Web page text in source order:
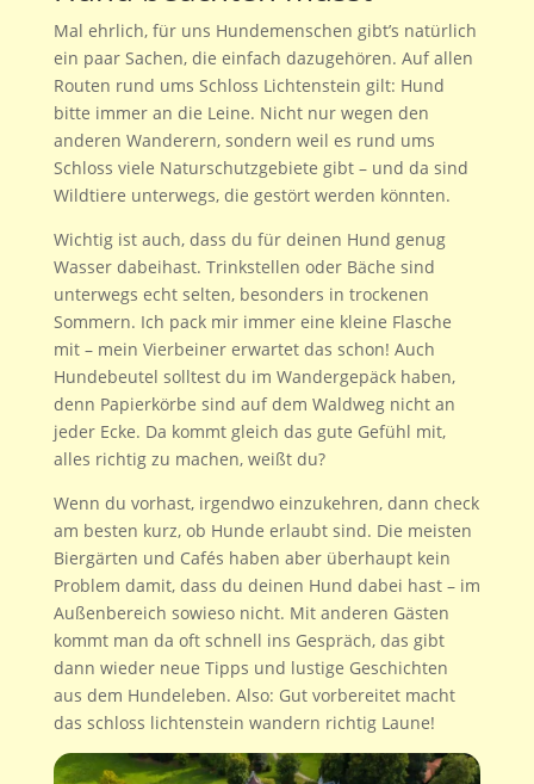
Mal ehrlich, für uns Hundemenschen gibt’s natürlich
ein paar Sachen, die einfach dazugehören. Auf allen
Routen rund ums Schloss Lichtenstein gilt: Hund
bitte immer an die Leine. Nicht nur wegen den
anderen Wanderern, sondern weil es rund ums
Schloss viele Naturschutzgebiete gibt – und da sind
Wildtiere unterwegs, die gestört werden könnten.
Wichtig ist auch, dass du für deinen Hund genug
Wasser dabeihast. Trinkstellen oder Bäche sind
unterwegs echt selten, besonders in trockenen
Sommern. Ich pack mir immer eine kleine Flasche
mit – mein Vierbeiner erwartet das schon! Auch
Hundebeutel solltest du im Wandergepäck haben,
denn Papierkörbe sind auf dem Waldweg nicht an
jeder Ecke. Da kommt gleich das gute Gefühl mit,
alles richtig zu machen, weißt du?
Wenn du vorhast, irgendwo einzukehren, dann check
am besten kurz, ob Hunde erlaubt sind. Die meisten
Biergärten und Cafés haben aber überhaupt kein
Problem damit, dass du deinen Hund dabei hast – im
Außenbereich sowieso nicht. Mit anderen Gästen
kommt man da oft schnell ins Gespräch, das gibt
dann wieder neue Tipps und lustige Geschichten
aus dem Hundeleben. Also: Gut vorbereitet macht
das schloss lichtenstein wandern richtig Laune!